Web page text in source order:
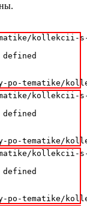
kollekcii-
po-tematike/
kollekcii-
po-tematike/
kollekcii-
po-tematike/